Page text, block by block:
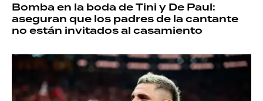
Bomba en la boda de Tini y De Paul:
aseguran que los padres de la cantante
no están invitados al casamiento